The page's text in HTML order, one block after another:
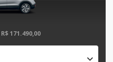
R$ 171.490,00